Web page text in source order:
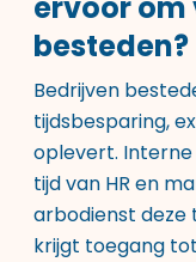
besteden?
Bedrijven
tijdsbesparing,
oplevert.
tijd van HR en
arbodienst deze
krijgt toegang